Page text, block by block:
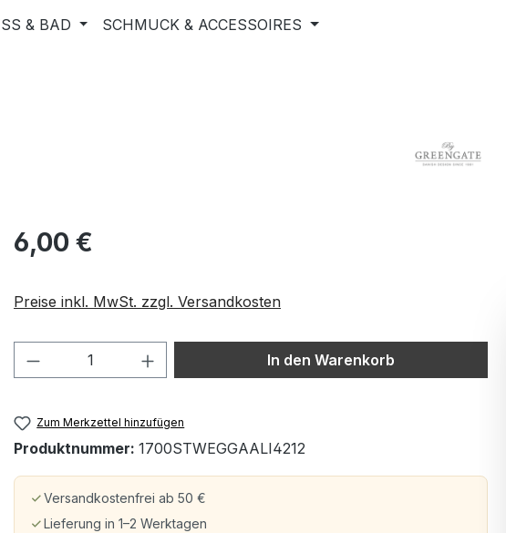
& BAD
SCHMUCK & ACCESSOIRES
6,00 €
Preise inkl. MwSt. zzgl. Versandkosten
Produkt Anzahl: Gib den gewünschten Wert
In den Warenkorb
Zum Merkzettel hinzufügen
Produktnummer: 1700STWEGGAALI4212
Versandkostenfrei ab 50 €
Lieferung in 1–2 Werktagen